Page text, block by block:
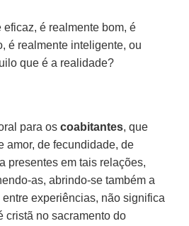
eficaz, é realmente bom, é
é realmente inteligente, ou
que é a realidade?
para os coabitantes, que
amor, de fecundidade, de
presentes em tais relações,
as, abrindo-se também a
experiências, não significa
cristã no sacramento do